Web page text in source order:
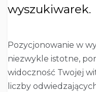
wyszukiwarek.
Pozycjonowanie w
niezwykle istotne,
widoczność Twojej
liczby